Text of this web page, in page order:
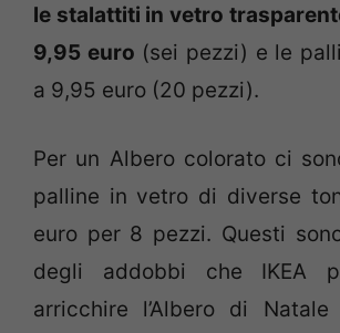
le stalattiti in vetro
9,95 euro (sei pezzi) e le
a 9,95 euro (20 pezzi).
Per un Albero colorato ci
palline in vetro di diverse
euro per 8 pezzi. Questi
degli addobbi che IKEA
arricchire l’Albero di